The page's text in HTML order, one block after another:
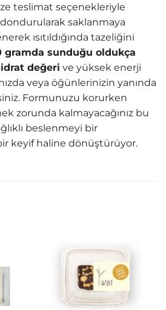
teslimat seçenekleriyle
saklanmaya
ısıtıldığında tazeliğini
gramda sunduğu oldukça
değeri ve yüksek enerji
veya öğünlerinizin yanında
Formunuzu korurken
zorunda kalmayacağınız bu
beslenmeyi bir
keyif haline dönüştürüyor.